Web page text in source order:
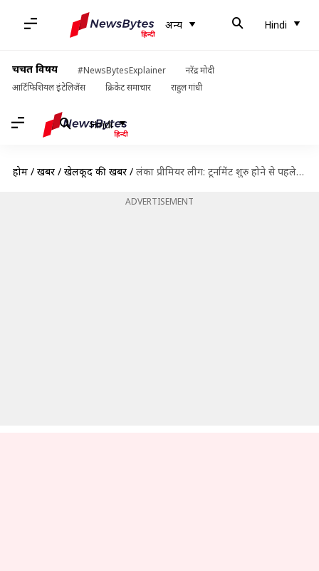
अन्य Hindi
चर्चित विषय #NewsBytesExplainer
नरेंद्र मोदी
आर्टिफिशियल इंटेलिजेंस
क्रिकेट समाचार राहुल गांधी
Hindi
होम / खबरें / खेलकूद की खबरें / लंका प्रीमियर लीग: टूर्नामेंट शुरु होने से पहले कोरोना पॉजिटिव मिले तनवीर और एक अन्य खिलाड़ी
ADVERTISEMENT